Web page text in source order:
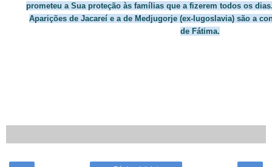
prometeu a Sua proteção às famílias que a fizerem todos os
Aparições de Jacareí e a de Medjugorje (ex-Iugoslavia) são a
de Fátima.